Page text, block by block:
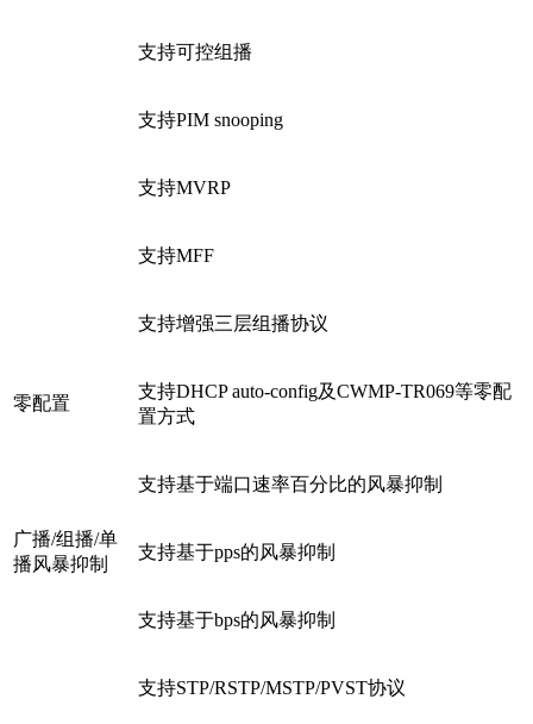
支持可控组播
支持PIM snooping
支持MVRP
支持MFF
支持增强三层组播协议
零配置
支持DHCP auto-config及CWMP-TR069等零配
置方式
广播/组播/单
播风暴抑制
支持基于端口速率百分比的风暴抑制
支持基于pps的风暴抑制
支持基于bps的风暴抑制
支持STP/RSTP/MSTP/PVST协议